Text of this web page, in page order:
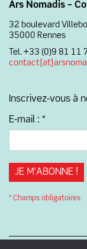
Ars Nomadis –
32 boulevard
35000 Rennes
Tel. +33 (0)9 81 11
Inscrivez-vous à
E-mail : *
* Champs obligatoires